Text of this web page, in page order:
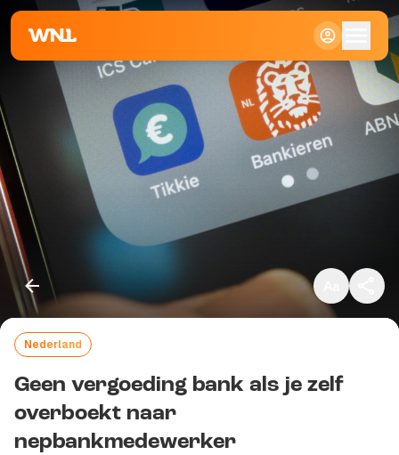
Klein
Nederland
Geen vergoeding bank als je zelf
overboekt naar
nepbankmedewerker